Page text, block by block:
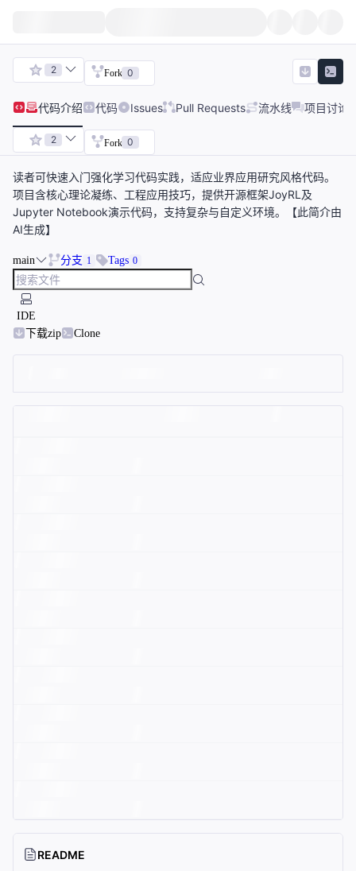
2 Fork 0
代码介绍 代码 Issues Pull Requests 流水线 项目讨论
2 Fork 0
读者可快速入门强化学习代码实践，适应业界应用研究风格代码。
项目含核心理论凝练、工程应用技巧，提供开源框架JoyRL及
Jupyter Notebook演示代码，支持复杂与自定义环境。【此简介由
AI生成】
main 分支 1 Tags 0
IDE
下载zip
Clone
README